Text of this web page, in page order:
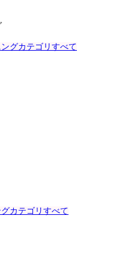
グカテゴリすべて
カテゴリすべて